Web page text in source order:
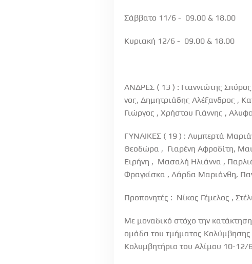
Σάββατο 11/6 - 09.00 & 18.00
Κυριακή 12/6 - 09.00 & 18.00
ΑΝΔΡΕΣ ( 13 ) : Γιαννιώτης
νος, Δημητριάδης Αλέξανδρος ,
Γιώργος , Χρήστου Γιάννης ,
ΓΥΝΑΙΚΕΣ ( 19 ) : Λυμπερτά
Θεοδώρα , Γιαρένη Αφροδίτη,
Ειρήνη , Μασαλή Ηλιάννα ,
Φραγκίσκα , Λάρδα Μαριάνθη,
Προπονητές : Νίκος Γέμελος ,
Με μοναδικό στόχο την
ομάδα του τμήματος Κολύμβησης
Κολυμβητήριο του Αλίμου 10-12/